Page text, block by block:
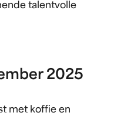
talentvolle
2025
met koffie en